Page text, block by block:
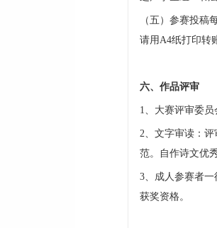
（五）参赛投稿
请用A4纸打印转
六、作品评审
1、大赛评审委
2、文字审读：
范。自作诗文优
3、成人参赛者
获奖资格。